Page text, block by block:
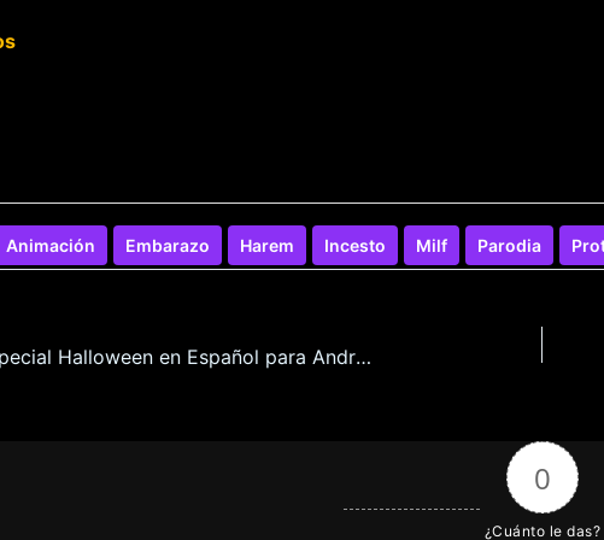
Animación Embarazo Harem Incesto Milf Parodia
Mundo Futadom Especial Halloween en Español para Android y Pc
0
¿Cuánto le das?